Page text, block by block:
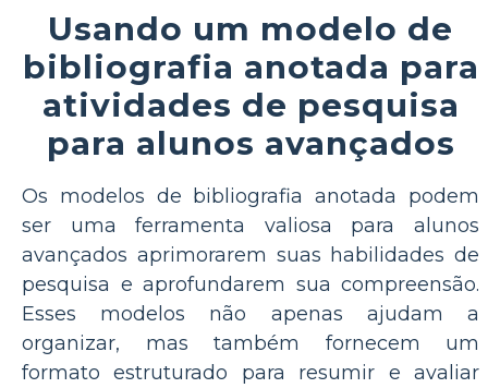
Usando um modelo de
bibliografia anotada para
atividades de pesquisa
para alunos avançados
Os modelos de bibliografia anotada podem
ser uma ferramenta valiosa para alunos
avançados aprimorarem suas habilidades de
pesquisa e aprofundarem sua compreensão.
Esses modelos não apenas ajudam a
organizar, mas também fornecem um
formato estruturado para resumir e avaliar